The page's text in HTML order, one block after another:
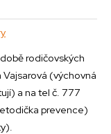
rodičovských
Vajsarová (výchovná
a na tel č. 777
prevence)